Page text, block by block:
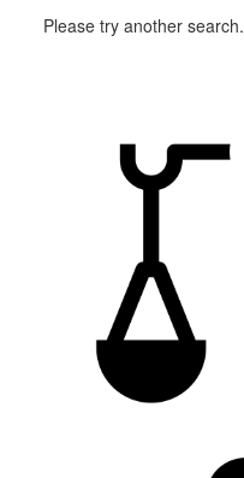
Please try another search.